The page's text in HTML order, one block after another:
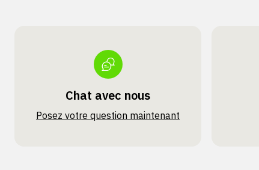
Chat avec nous
Posez votre question maintenant